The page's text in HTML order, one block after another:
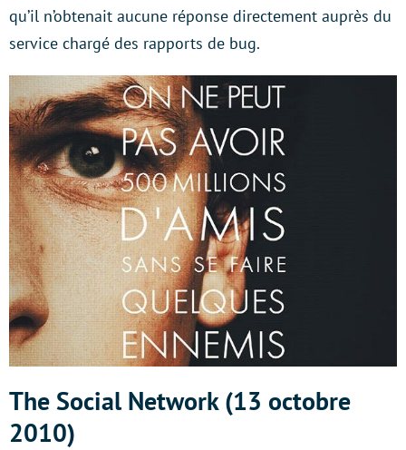
qu’il n’obtenait aucune réponse directement auprès du
service chargé des rapports de bug.
The Social Network (13 octobre
2010)